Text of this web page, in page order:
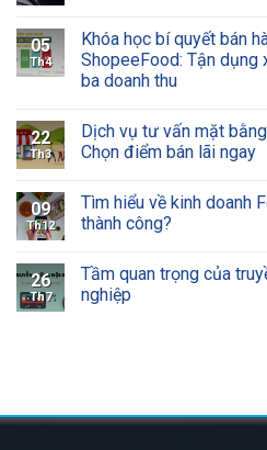
05
Th4
Khóa học bí quyết bán
ShopeeFood: Tận
ba doanh thu
22
Th3
Dịch vụ tư vấn mặt
Chọn điểm bán lãi ngay
09
Th12
Tìm hiểu về kinh doanh
thành công?
26
Th7
Tầm quan trọng của
nghiệp